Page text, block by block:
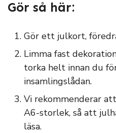
Gör så här:
Gör ett julkort,
Limma fast
torka helt innan du
insamlingslådan.
Vi rekommenderar
A6-storlek, så att
läsa.